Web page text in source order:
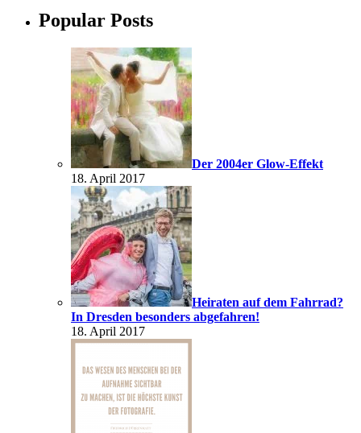
Popular Posts
Der 2004er Glow-Effekt
18. April 2017
Heiraten auf dem Fahrrad?
In Dresden besonders abgefahren!
18. April 2017